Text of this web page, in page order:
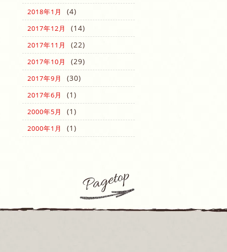
2018年1月 (4)
2017年12月 (14)
2017年11月 (22)
2017年10月 (29)
2017年9月 (30)
2017年6月 (1)
2000年5月 (1)
2000年1月 (1)